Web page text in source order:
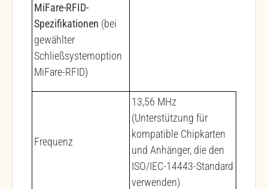
MiFare-RFID-
Spezifikationen (bei
gewählter
Schließsystemoption
MiFare-RFID)
Frequenz
13,56 MHz
(Unterstützung für
kompatible Chipkarten
und Anhänger, die den
ISO/IEC-14443-Standard
verwenden)